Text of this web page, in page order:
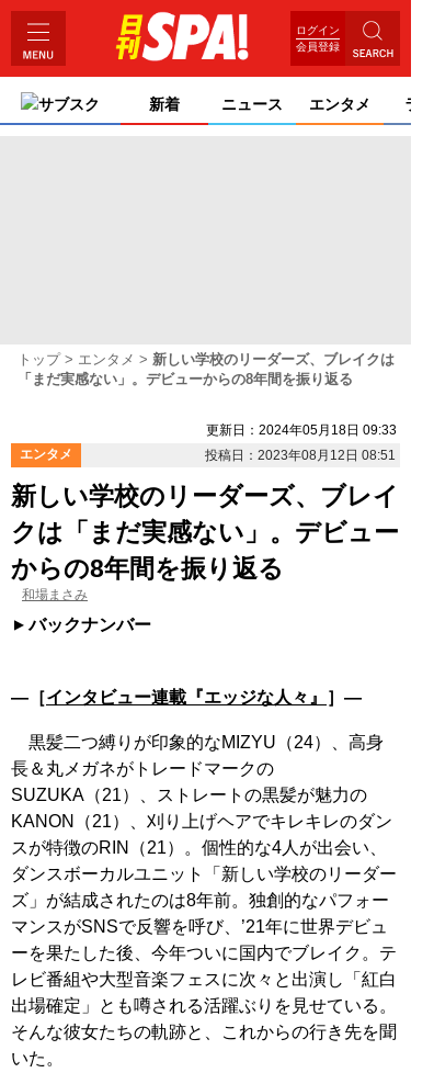
ログイン
会員登録
サブスク 新着 ニュース エンタメ ライ
トップ エンタメ
新しい学校のリーダーズ、ブレイクは
「まだ実感ない」。デビューからの8年間を振り返る
更新日：2024年05月18日 09:33
エンタメ
投稿日：2023年08月12日 08:51
新しい学校のリーダーズ、ブレイ
クは「まだ実感ない」。デビュー
からの8年間を振り返る
和場まさみ
バックナンバー
―［インタビュー連載『エッジな人々』 ］―
黒髪二つ縛りが印象的なMIZYU（24）、高身
長＆丸メガネがトレードマークの
SUZUKA（21）、ストレートの黒髪が魅力の
KANON（21）、刈り上げヘアでキレキレのダン
スが特徴のRIN（21）。個性的な4人が出会い、
ダンスボーカルユニット「新しい学校のリーダー
ズ」が結成されたのは8年前。独創的なパフォー
マンスがSNSで反響を呼び、’21年に世界デビュ
ーを果たした後、今年ついに国内でブレイク。テ
レビ番組や大型音楽フェスに次々と出演し「紅白
出場確定」とも噂される活躍ぶりを見せている。
そんな彼女たちの軌跡と、これからの行き先を聞
いた。